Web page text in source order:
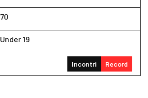
70
Under 19
Incontri Record